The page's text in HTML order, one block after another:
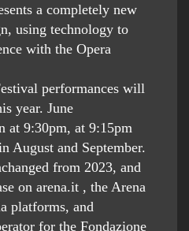
a completely new
using technology to
with the Opera
performances will
year. June
at 9:30pm, at 9:15pm
August and September.
from 2023, and
on arena.it , the Arena
platforms, and
for the Fondazione